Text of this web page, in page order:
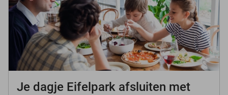
Je dagje Eifelpark afsluiten met